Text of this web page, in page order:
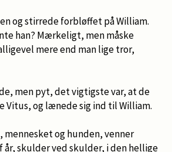
og stirrede forbløffet på William.
han? Mærkeligt, men måske
mere end man lige tror,
men pyt, det vigtigste var, at de
Vitus, og lænede sig ind til William.
mennesket og hunden, venner
år, skulder ved skulder, i den hellige